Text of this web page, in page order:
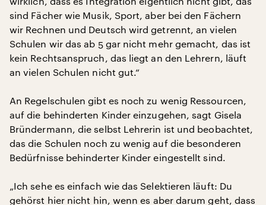
sind Fächer wie Musik, Sport, aber bei den Fächern
wir Rechnen und Deutsch wird getrennt, an vielen
Schulen wir das ab 5 gar nicht mehr gemacht, das ist
kein Rechtsanspruch, das liegt an den Lehrern, läuft
an vielen Schulen nicht gut.“
An Regelschulen gibt es noch zu wenig Ressourcen,
auf die behinderten Kinder einzugehen, sagt Gisela
Bründermann, die selbst Lehrerin ist und beobachtet,
das die Schulen noch zu wenig auf die besonderen
Bedürfnisse behinderter Kinder eingestellt sind.
„Ich sehe es einfach wie das Selektieren läuft: Du
gehörst hier nicht hin, wenn es aber darum geht, dass